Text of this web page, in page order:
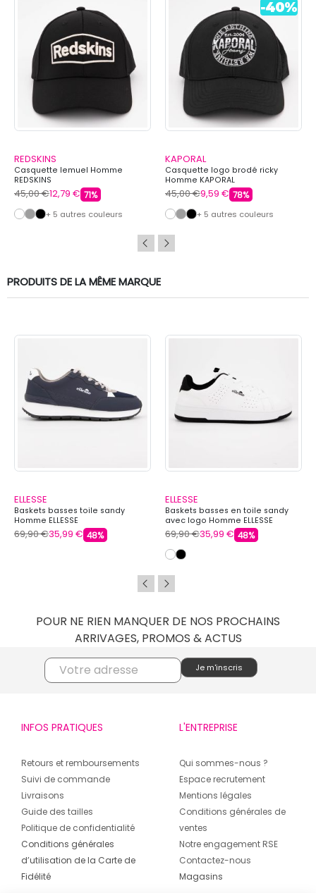
REDSKINS
Casquette lemuel Homme
REDSKINS
45,00 €12,79 € 71%
+ 5 autres couleurs
KAPORAL
Casquette logo brodé ricky
Homme KAPORAL
45,00 €9,59 € 78%
+ 5 autres couleurs
PRODUITS DE LA MÊME MARQUE
ELLESSE
Baskets basses toile sandy
Homme ELLESSE
69,90 €35,99 € 48%
ELLESSE
Baskets basses en toile sandy
avec logo Homme ELLESSE
69,90 €35,99 € 48%
POUR NE RIEN MANQUER DE NOS PROCHAINS
ARRIVAGES, PROMOS & ACTUS
INFOS PRATIQUES
Retours et remboursements
Suivi de commande
Livraisons
Guide des tailles
Politique de confidentialité
Conditions générales
d’utilisation de la Carte de
Fidélité
L'ENTREPRISE
Qui sommes-nous ?
Espace recrutement
Mentions légales
Conditions générales de
ventes
Notre engagement RSE
Contactez-nous
Magasins